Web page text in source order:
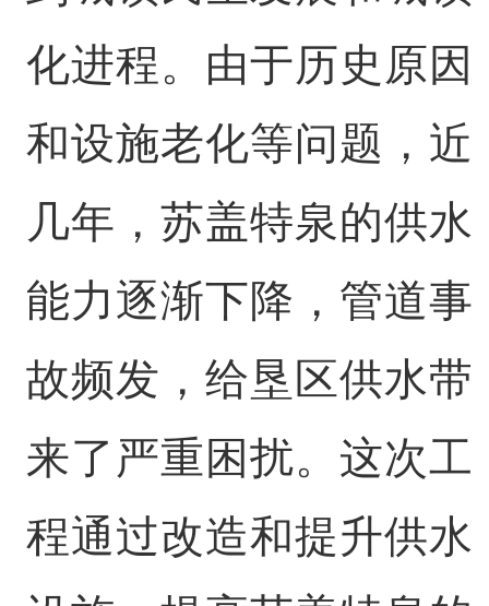
化进程。由于历史原因
和设施老化等问题，近
几年，苏盖特泉的供水
能力逐渐下降，管道事
故频发，给垦区供水带
来了严重困扰。这次工
程通过改造和提升供水